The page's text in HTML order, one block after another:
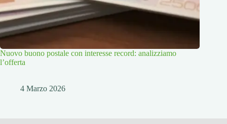
Nuovo buono postale con interesse record: analizziamo
l’offerta
4 Marzo 2026